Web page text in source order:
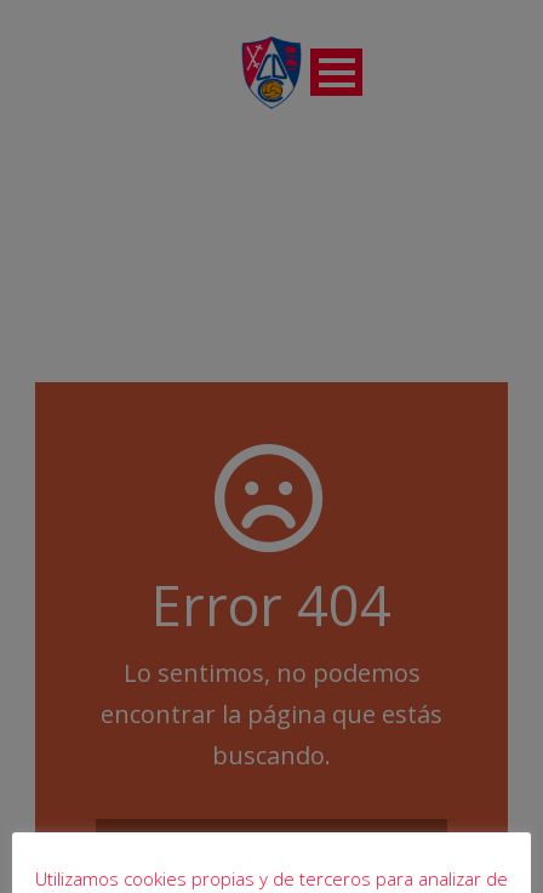
Error 404
Lo sentimos, no podemos
encontrar la página que estás
buscando.
Utilizamos cookies propias y de terceros para analizar de